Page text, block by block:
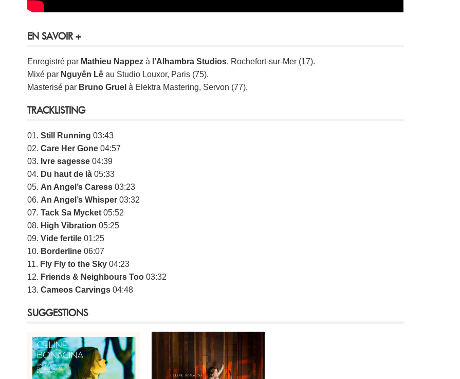
EN SAVOIR +
Enregistré par Mathieu Nappez à l’Alhambra Studios, Rochefort-sur-Mer (17).
Mixé par Nguyên Lê au Studio Louxor, Paris (75).
Masterisé par Bruno Gruel à Elektra Mastering, Servon (77).
TRACKLISTING
01.Still Running 03:43
02.Care Her Gone 04:57
03. Ivre sagesse 04:39
04. Du haut de là 05:33
05. An Angel’s Caress 03:23
06. An Angel’s Whisper 03:32
07.Tack Sa Mycket 05:52
08. High Vibration 05:25
09.Vide fertile 01:25
10. Borderline 06:07
11. Fly Fly to the Sky 04:23
12. Friends & Neighbours Too 03:32
13.Cameos Carvings 04:48
SUGGESTIONS